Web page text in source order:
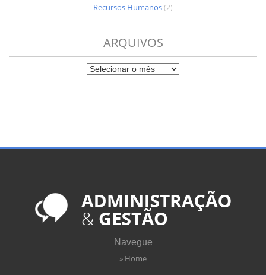
Recursos Humanos(2)
ARQUIVOS
Navegue
» Home